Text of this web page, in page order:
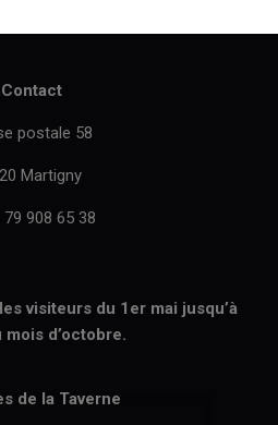
Contact
postale 58
Martigny
79 908 65 38
visiteurs du 1er mai jusqu’à
mois d’octobre.
de la Taverne